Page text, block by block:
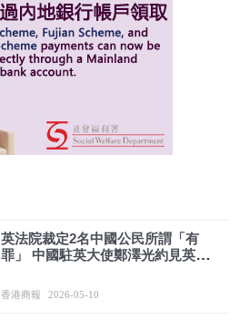
英法院裁定2名中國公民所謂「有
罪」 中國駐英大使鄭澤光約見英官
香港商報 2026-05-10